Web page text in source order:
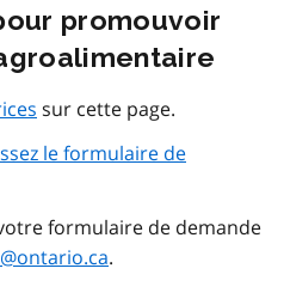
promouvoir
sur cette page.
le formulaire de
formulaire de demande
.